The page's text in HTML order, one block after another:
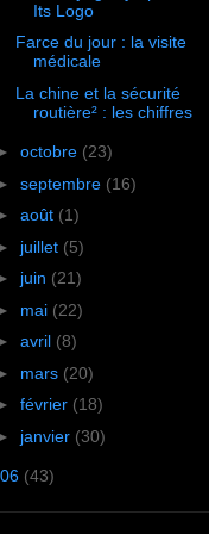
Its Logo
Farce du jour : la visite
médicale
La chine et la sécurité
routière² : les chiffres
octobre (23)
septembre (16)
août (1)
juillet (5)
juin (21)
mai (22)
avril (8)
mars (20)
février (18)
janvier (30)
06 (43)